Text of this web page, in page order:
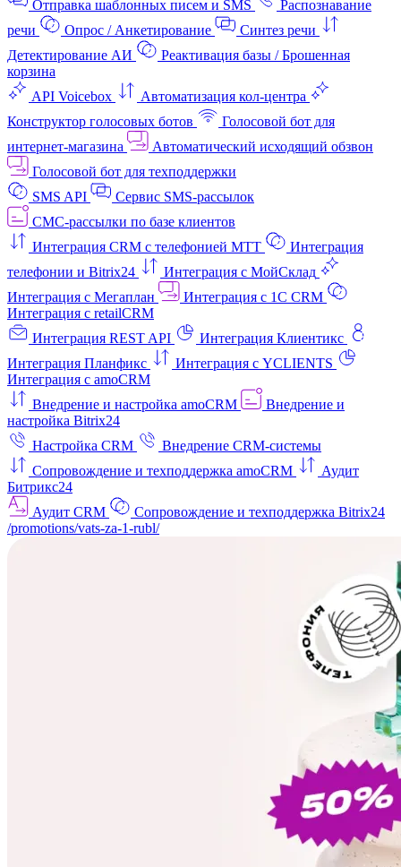
Отправка шаблонных писем и SMS
Распознавание
речи
Опрос / Анкетирование
Синтез речи
Детектирование АИ
Реактивация базы / Брошенная
корзина
API Voicebox
Автоматизация кол‑центра
Конструктор голосовых ботов
Голосовой бот для
интернет‑магазина
Автоматический исходящий обзвон
Голосовой бот для техподдержки
SMS API
Сервис SMS-рассылок
СМС-рассылки по базе клиентов
Интеграция CRM с телефонией МТТ
Интеграция
телефонии и Bitrix24
Интеграция с МойСклад
Интеграция с Мегаплан
Интеграция с 1C CRM
Интеграция с retailCRM
Интеграция REST API
Интеграция Клиентикс
Интеграция Планфикс
Интеграция с YCLIENTS
Интеграция с amoCRM
Внедрение и настройка amoCRM
Внедрение и
настройка Bitrix24
Настройка CRM
Внедрение CRM-системы
Сопровождение и техподдержка amoCRM
Аудит
Битрикс24
Аудит CRM
Сопровождение и техподдержка Bitrix24
/promotions/vats-za-1-rubl/